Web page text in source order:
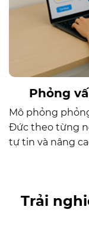
Phỏng
Mô phỏng
Đức theo từng
tự tin và nâng
Trải